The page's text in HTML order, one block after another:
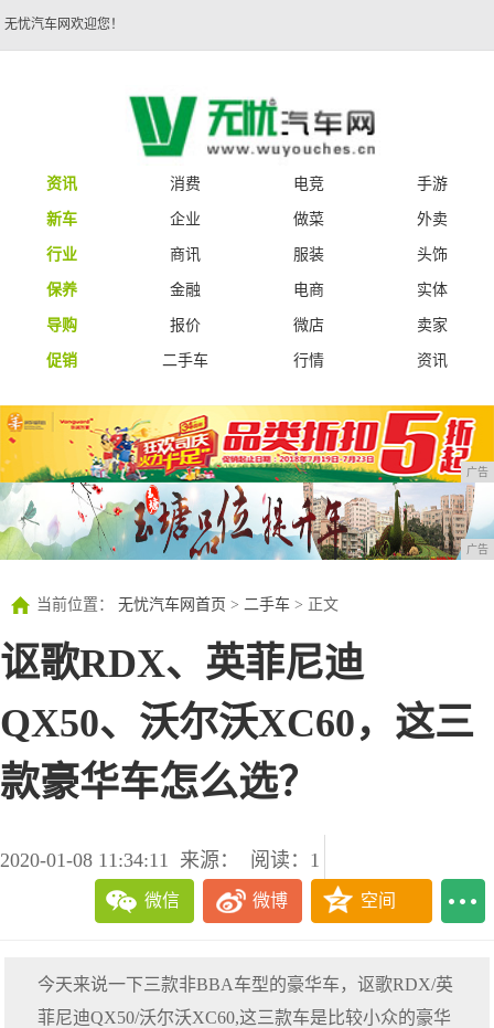
无忧汽车网欢迎您！
资讯 消费 电竞
手游
新车
企业 做菜
外卖
行业
商讯 服装
头饰
保养
金融 电商
实体
导购
报价 微店
卖家
促销
二手车 行情 资讯
广告
广告
当前位置： 无忧汽车网首页 > 二手车 > 正文
讴歌RDX、英菲尼迪
QX50、沃尔沃XC60，这三
款豪华车怎么选？
2020-01-08 11:34:11 来源： 阅读：1
微信 微博 空间
今天来说一下三款非BBA车型的豪华车，讴歌RDX/英
菲尼迪QX50/沃尔沃XC60,这三款车是比较小众的豪华